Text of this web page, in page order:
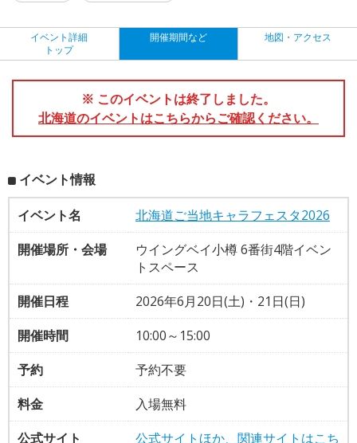
イベント詳細
トップ
開催期間など 地図・アクセス
※ このイベントは終了しました。
北海道のイベントはこちらからご確認ください。
イベント情報
イベント名
北海道ご当地キャラフェスタ2026
開催場所・会場
ウイングベイ小樽 6番街4階イベン
トスペース
開催日程
2026年6月20日(土)・21日(日)
開催時間
10:00～15:00
予約
予約不要
料金
入場無料
公式サイト
公式サイトほか、関連サイトはこち